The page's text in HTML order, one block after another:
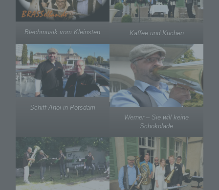
Blechmusik vom Kleinsten Kaffee und Kuchen
Schiff Ahoi in Potsdam
Werner – Sie will keine
Schokolade